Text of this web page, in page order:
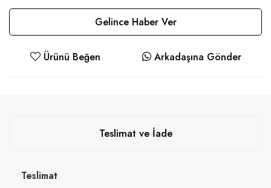
Gelince Haber Ver
Ürünü Beğen Arkadaşına Gönder
Teslimat ve İade
Teslimat